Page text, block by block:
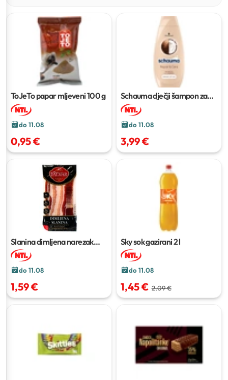
ToJeTo papar mljeveni100 g
do 11.08
0,95 €
Schauma dječji šampon za
kosu 400 ml
do 11.08
3,99 €
Slanina dimljena narezak
100 g
do 11.08
1,59 €
Sky sok gazirani2 l
do 11.08
1,45 € 2,09 €